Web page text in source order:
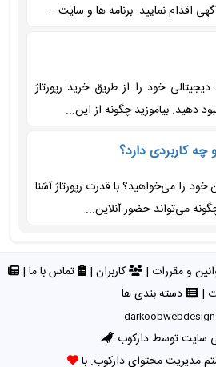
اقدام نمایید. برنامه ها و سایت...
خود را از طریق خرید رپورتاژ
دهید. بیاموزید چگونه از این...
کاربردی دارد؟
خود را می‌خواهید؟ با قدرت رپورتاژ آشنا
می‌تواند حضور آنلاین...
و مقررات | کاربران | تماس با ما|
| دسته بندی ها
darkoobwebdesign
سایت توسط دارکوب
مدیریت محتوای دارکوب. با